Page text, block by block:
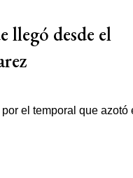
llegó desde el